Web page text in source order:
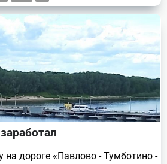
на дороге «Павлово - Тумботино -